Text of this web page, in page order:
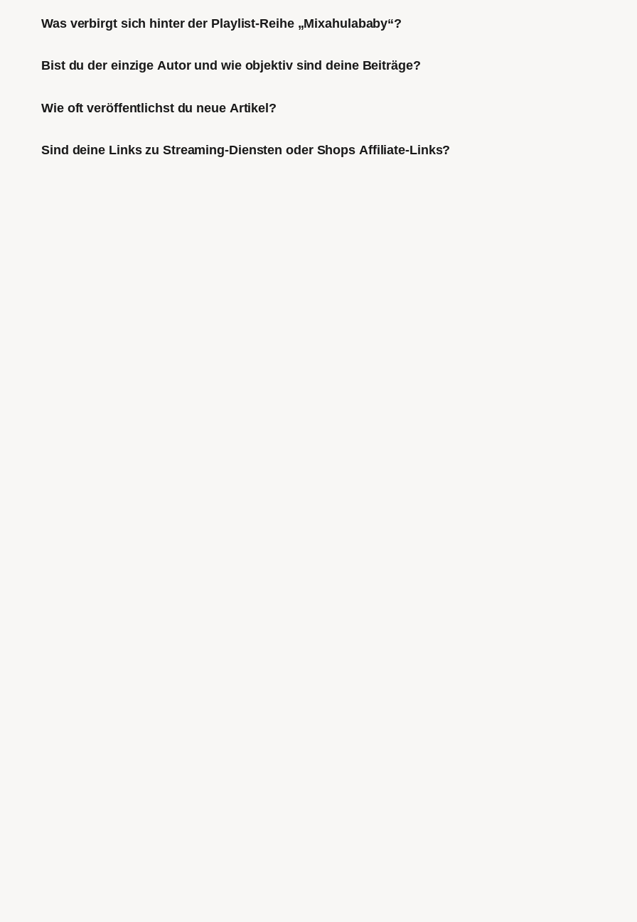
Was verbirgt sich hinter der Playlist-Reihe „Mixahulababy“?
Bist du der einzige Autor und wie objektiv sind deine Beiträge?
Wie oft veröffentlichst du neue Artikel?
Sind deine Links zu Streaming-Diensten oder Shops Affiliate-Links?